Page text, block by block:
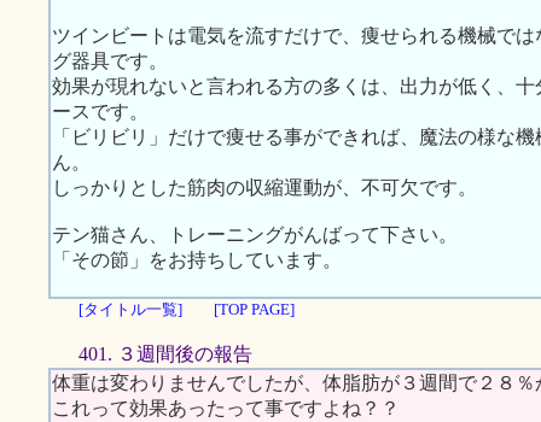
ツインビートは電気を流すだけで、痩せられる機械で
グ器具です。
効果が現れないと言われる方の多くは、出力が低く、
ースです。
「ビリビリ」だけで痩せる事ができれば、魔法の様な
ん。
しっかりとした筋肉の収縮運動が、不可欠です。
テン猫さん、トレーニングがんばって下さい。
「その節」をお持ちしています。
[タイトル一覧] [TOP PAGE]
401. ３週間後の報告
体重は変わりませんでしたが、体脂肪が３週間で２８
これって効果あったって事ですよね？？